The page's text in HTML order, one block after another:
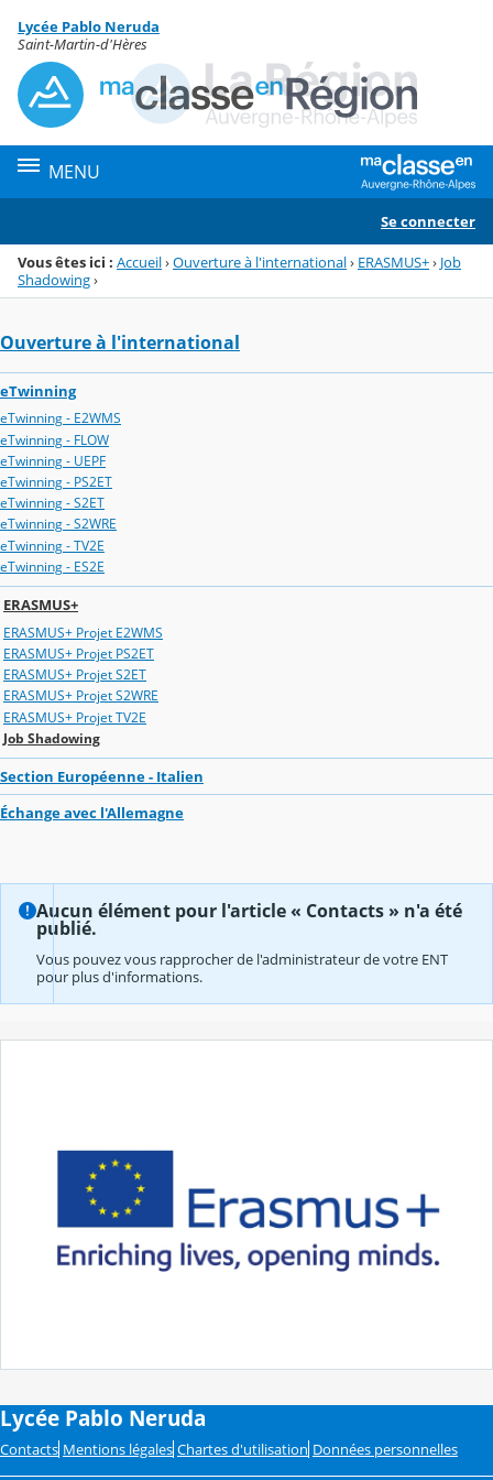
Menu de la rubrique
Contenu
Lycée Pablo Neruda
Saint-Martin-d'Hères
MENU
Se connecter
Vous êtes ici : Accueil›Ouverture à l'international› ERASMUS+› Job
Shadowing›
Ouverture à l'international
eTwinning
eTwinning - E2WMS
eTwinning - FLOW
eTwinning - UEPF
eTwinning - PS2ET
eTwinning - S2ET
eTwinning - S2WRE
eTwinning - TV2E
eTwinning - ES2E
ERASMUS+
ERASMUS+ Projet E2WMS
ERASMUS+ Projet PS2ET
ERASMUS+ Projet S2ET
ERASMUS+ Projet S2WRE
ERASMUS+ Projet TV2E
Job Shadowing
Section Européenne - Italien
Échange avec l'Allemagne
Aucun élément pour l'article « Contacts » n'a été
publié.
Vous pouvez vous rapprocher de l'administrateur de votre ENT
pour plus d'informations.
Lycée Pablo Neruda
Contacts Mentions légales Chartes d'utilisation Données personnelles